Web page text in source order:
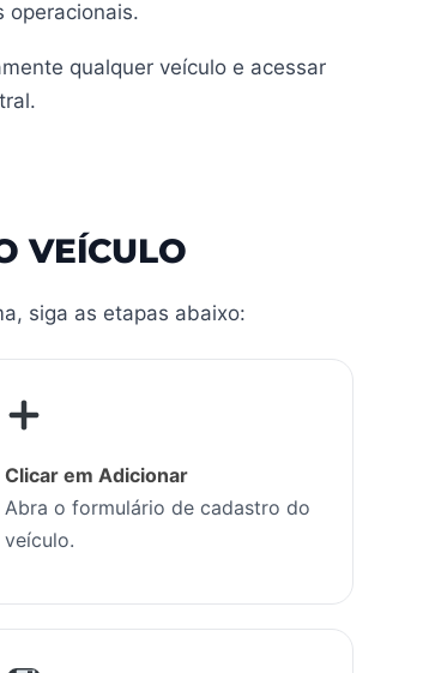
operacionais.
qualquer veículo e acessar
VEÍCULO
siga as etapas abaixo:
Clicar em Adicionar
Abra o formulário de cadastro do
veículo.